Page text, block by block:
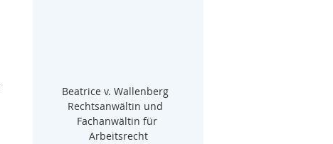
Beatrice v. Wallenberg
Rechtsanwältin und
Fachanwältin für
Arbeitsrecht